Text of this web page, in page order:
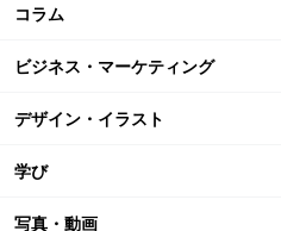
コラム
ビジネス・マーケティング
デザイン・イラスト
学び
写真・動画